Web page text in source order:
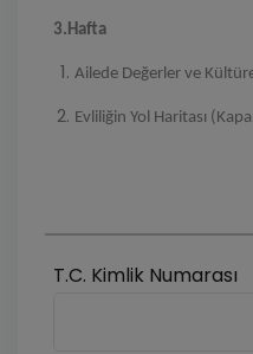
3.Hafta
Ailede Değerler ve
Evliliğin Yol Haritası
T.C. Kimlik Numarası